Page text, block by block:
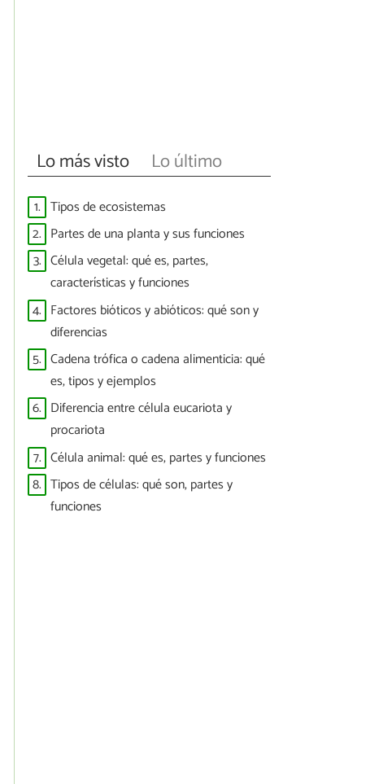
Lo más visto Lo último
1. Tipos de ecosistemas
2. Partes de una planta y sus funciones
3. Célula vegetal: qué es, partes,
características y funciones
4. Factores bióticos y abióticos: qué son y
diferencias
5. Cadena trófica o cadena alimenticia: qué
es, tipos y ejemplos
6. Diferencia entre célula eucariota y
procariota
7. Célula animal: qué es, partes y funciones
8. Tipos de células: qué son, partes y
funciones